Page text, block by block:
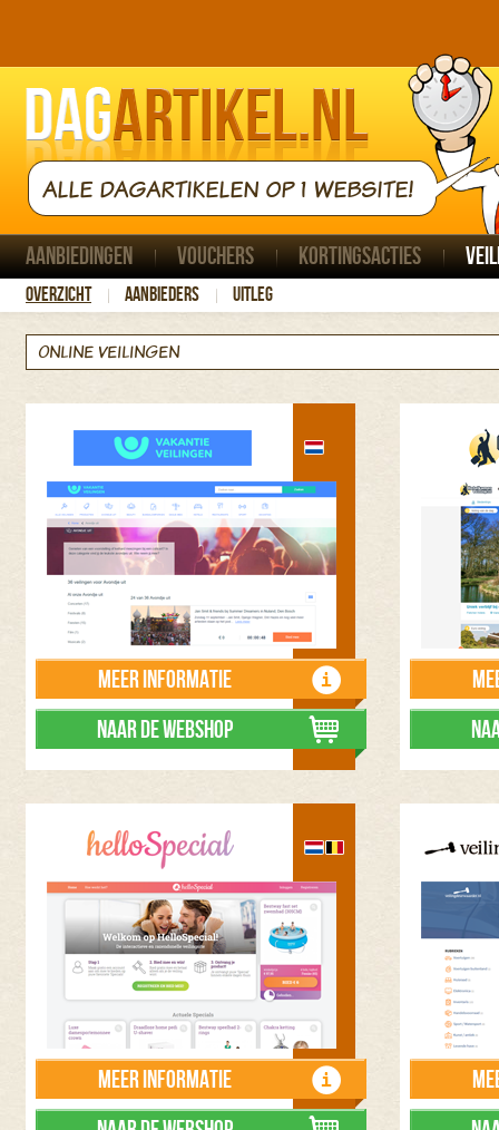
ALLE DAGARTIKELEN OP 1 WEBSITE!
Aanbiedingen Vouchers Kortingsacties
Overzicht Aanbieders Uitleg
ONLINE VEILINGEN
Meer informatie
Naar de webshop
Meer informatie